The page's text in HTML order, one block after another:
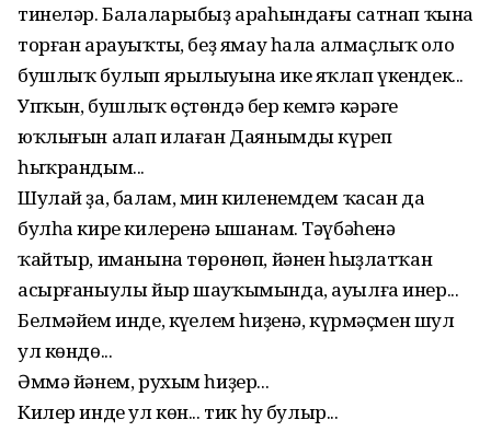
тинеләр. Балаларыбыҙ араһындағы сатнап ҡына
торған арауыҡтың, беҙ ямау һала алмаҫлыҡ оло
бушлыҡ булып ярылыуына ике яҡлап үкендек...
Упҡын, бушлыҡ өҫтөндә бер кемгә кәрәге
юҡлығын аңлап илаған Даянымды күреп
һыҡрандым...
Шулай ҙа, балам, мин киленемдем ҡасан да
булһа кире килеренә ышанам. Тәүбәһенә
ҡайтыр, иманына төрөнөп, йәнен һыҙлатҡан
асырғаныулы йыр шауҡымында, ауылға инер...
Белмәйем инде, күңелем һиҙенә, күрмәҫмен шул
ул көндө...
Әммә йәнем, рухым һиҙер...
Килер инде ул көн... тик һуң булыр...